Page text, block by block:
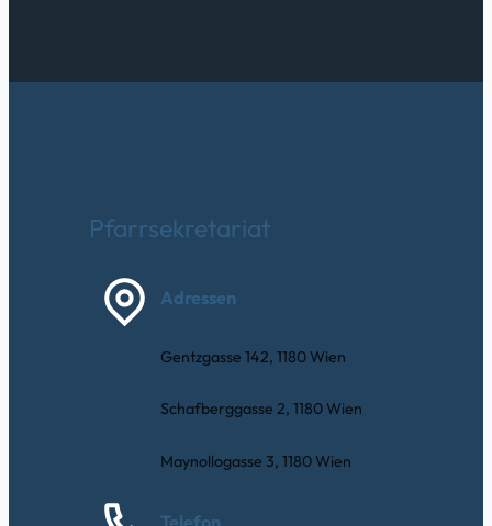
Pfarrsekretariat
Adressen
Gentzgasse 142, 1180 Wien
Schafberggasse 2, 1180 Wien
Maynollogasse 3, 1180 Wien
Telefon